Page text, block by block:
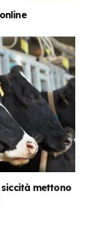
mettono